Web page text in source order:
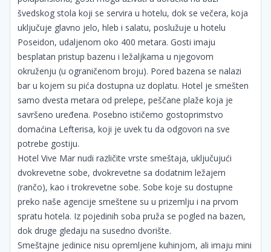
švedskog stola koji se servira u hotelu, dok se večera, koja
uključuje glavno jelo, hleb i salatu, poslužuje u hotelu
Poseidon, udaljenom oko 400 metara. Gosti imaju
besplatan pristup bazenu i ležaljkama u njegovom
okruženju (u ograničenom broju). Pored bazena se nalazi
bar u kojem su pića dostupna uz doplatu. Hotel je smešten
samo dvesta metara od prelepe, peščane plaže koja je
savršeno uređena. Posebno ističemo gostoprimstvo
domaćina Lefterisa, koji je uvek tu da odgovori na sve
potrebe gostiju.
Hotel Vive Mar nudi različite vrste smeštaja, uključujući
dvokrevetne sobe, dvokrevetne sa dodatnim ležajem
(rančo), kao i trokrevetne sobe. Sobe koje su dostupne
preko naše agencije smeštene su u prizemlju i na prvom
spratu hotela. Iz pojedinih soba pruža se pogled na bazen,
dok druge gledaju na susedno dvorište.
Smeštajne jedinice nisu opremljene kuhinjom, ali imaju mini